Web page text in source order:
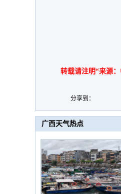
转载请注明“来源：
分享到：
广西天气热点